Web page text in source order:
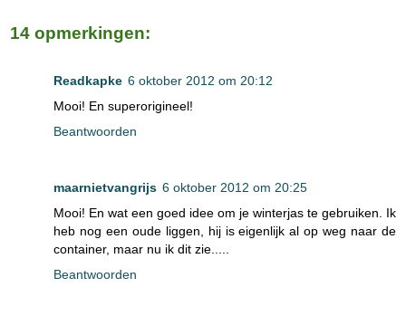
14 opmerkingen:
Readkapke 6 oktober 2012 om 20:12
Mooi! En superorigineel!
Beantwoorden
maarnietvangrijs 6 oktober 2012 om 20:25
Mooi! En wat een goed idee om je winterjas te gebruiken. Ik
heb nog een oude liggen, hij is eigenlijk al op weg naar de
container, maar nu ik dit zie.....
Beantwoorden